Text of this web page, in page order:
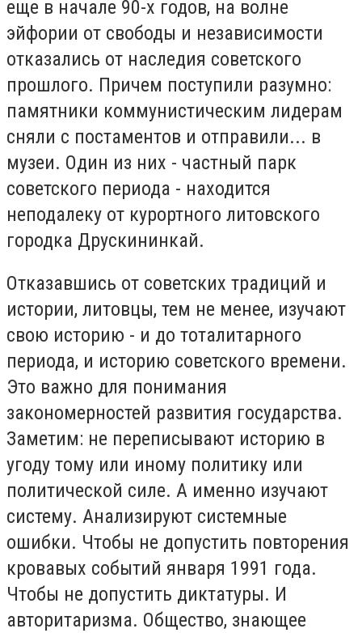
еще в начале 90-х годов, на волне
эйфории от свободы и независимости
отказались от наследия советского
прошлого. Причем поступили разумно:
памятники коммунистическим лидерам
сняли с постаментов и отправили... в
музеи. Один из них - частный парк
советского периода - находится
неподалеку от курортного литовского
городка Друскининкай.
Отказавшись от советских традиций и
истории, литовцы, тем не менее, изучают
свою историю - и до тоталитарного
периода, и историю советского времени.
Это важно для понимания
закономерностей развития государства.
Заметим: не переписывают историю в
угоду тому или иному политику или
политической силе. А именно изучают
систему. Анализируют системные
ошибки. Чтобы не допустить повторения
кровавых событий января 1991 года.
Чтобы не допустить диктатуры. И
авторитаризма. Общество, знающее